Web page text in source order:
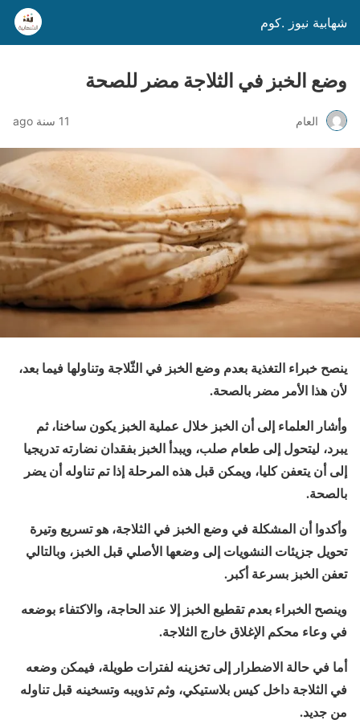
شهابية نيوز .كوم
وضع الخبز في الثلاجة مضر للصحة
العام 11 سنة ago
ينصح خبراء التغذية بعدم وضع الخبز في الثّلاجة وتناولها فيما بعد،
لأن هذا الأمر مضر بالصحة.
وأشار العلماء إلى أن الخبز خلال عملية الخبز يكون ساخنا، ثم
يبرد، ليتحول إلى طعام صلب، ويبدأ الخبز بفقدان نضارته تدريجيا
إلى أن يتعفن كليا، ويمكن قبل هذه المرحلة إذا تم تناوله أن يضر
بالصحة.
وأكدوا أن المشكلة في وضع الخبز في الثلاجة، هو تسريع وتيرة
تحويل جزيئات النشويات إلى وضعها الأصلي قبل الخبز، وبالتالي
تعفن الخبز بسرعة أكبر.
وينصح الخبراء بعدم تقطيع الخبز إلا عند الحاجة، والاكتفاء بوضعه
في وعاء محكم الإغلاق خارج الثلاجة.
أما في حالة الاضطرار إلى تخزينه لفترات طويلة، فيمكن وضعه
في الثلاجة داخل كيس بلاستيكي، وثم تذويبه وتسخينه قبل تناوله
من جديد.